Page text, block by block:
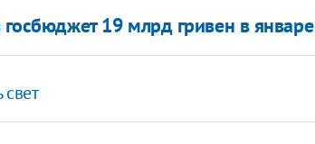
19 млрд гривен в январе